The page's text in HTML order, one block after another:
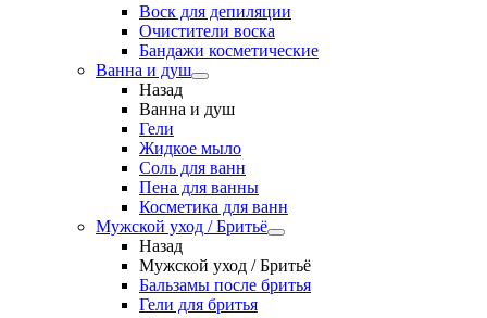
Воск для депиляции
Очистители воска
Бандажи косметические
Ванна и душ
Назад
Ванна и душ
Гели
Жидкое мыло
Соль для ванн
Пена для ванны
Косметика для ванн
Мужской уход / Бритьё
Назад
Мужской уход / Бритьё
Бальзамы после бритья
Гели для бритья